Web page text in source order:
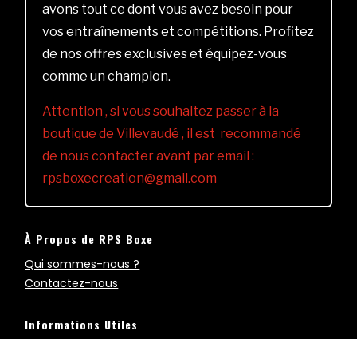
avons tout ce dont vous avez besoin pour
vos entraînements et compétitions. Profitez
de nos offres exclusives et équipez-vous
comme un champion.
Attention , si vous souhaitez passer à la
boutique de Villevaudé , il est recommandé
de nous contacter avant par email :
rpsboxecreation@gmail.com
À Propos de RPS Boxe
Qui sommes-nous ?
Contactez-nous
Informations Utiles